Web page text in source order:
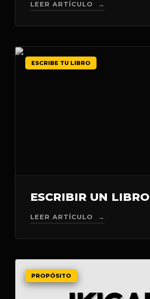
LEER ARTÍCULO →
ESCRIBE TU LIBRO
ESCRIBIR UN LIBRO
LEER ARTÍCULO →
PROPÓSITO